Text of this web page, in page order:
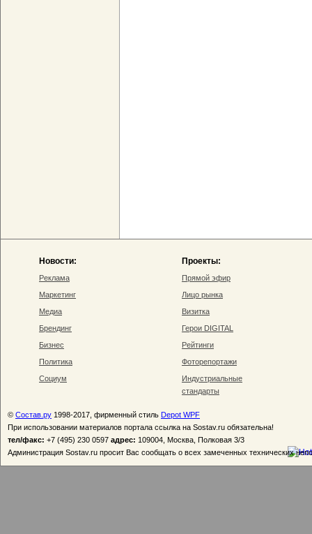
Новости:
Реклама
Маркетинг
Медиа
Брендинг
Бизнес
Политика
Социум
Проекты:
Прямой эфир
Лицо рынка
Визитка
Герои DIGITAL
Рейтинги
Фоторепортажи
Индустриальные
стандарты
© Состав.ру 1998-2017, фирменный стиль Depot WPF
При использовании материалов портала ссылка на Sostav.ru обязательна!
тел/факс: +7 (495) 230 0597 адрес: 109004, Москва, Полковая 3/3
Администрация Sostav.ru просит Вас сообщать о всех замеченных технических